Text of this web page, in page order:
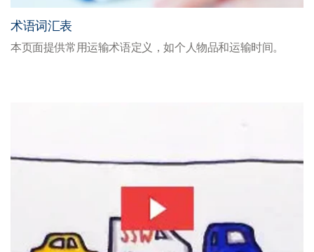
术语词汇表
本页面提供常用运输术语定义，如个人物品和运输时间。